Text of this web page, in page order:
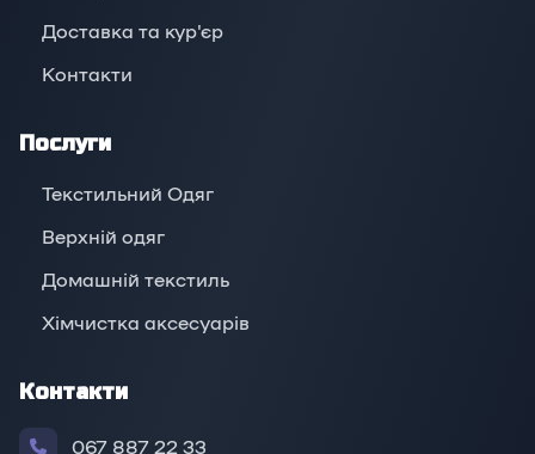
Доставка та кур'єр
Контакти
Послуги
Текстильний Одяг
Верхній oдяг
Домашній текстиль
Хімчистка аксесуарів
Контакти
067 887 22 33